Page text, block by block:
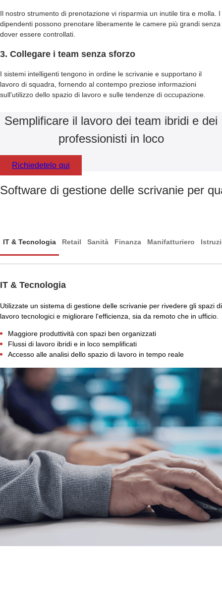
Il nostro strumento di prenotazione vi risparmia un inutile tira e molla. I
dipendenti possono prenotare liberamente le camere più grandi senza
dover essere controllati.
3. Collegare i team senza sforzo
I sistemi intelligenti tengono in ordine le scrivanie e supportano il
lavoro di squadra, fornendo al contempo preziose informazioni
sull'utilizzo dello spazio di lavoro e sulle tendenze di occupazione.
Semplificare il lavoro dei team ibridi e dei
professionisti in loco
Richiedetelo qui
Software di gestione delle scrivanie per
IT & Tecnologia Retail Sanità Finanza Manifatturiero
IT & Tecnologia
Utilizzate un sistema di gestione delle scrivanie per rivedere gli spazi di
lavoro tecnologici e migliorare l'efficienza, sia da remoto che in ufficio.
Maggiore produttività con spazi ben organizzati
Flussi di lavoro ibridi e in loco semplificati
Accesso alle analisi dello spazio di lavoro in tempo reale